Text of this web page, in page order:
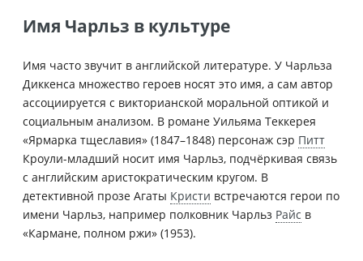
Имя Чарльз в культуре
Имя часто звучит в английской литературе. У Чарльза
Диккенса множество героев носят это имя, а сам автор
ассоциируется с викторианской моральной оптикой и
социальным анализом. В романе Уильяма Теккерея
«Ярмарка тщеславия» (1847–1848) персонаж сэр Питт
Кроули-младший носит имя Чарльз, подчёркивая связь
с английским аристократическим кругом. В
детективной прозе Агаты Кристи встречаются герои по
имени Чарльз, например полковник Чарльз Райс в
«Кармане, полном ржи» (1953).